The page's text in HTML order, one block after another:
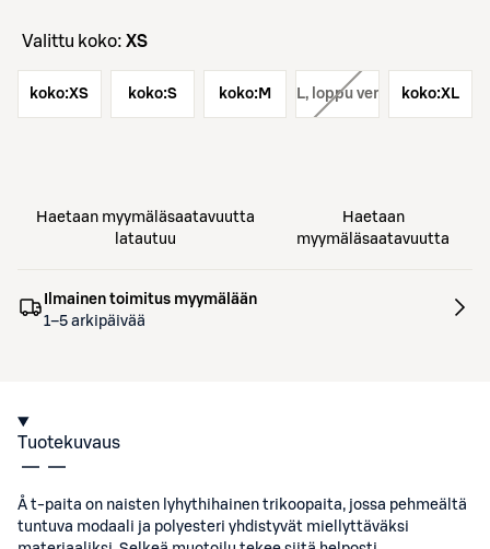
Valittu koko: XS
koko:XS koko:S koko: M
koko: L, loppu verkostakoko:XL
Haetaan myymäläsaatavuutta
latautuu
Haetaan
myymäläsaatavuutta
Ilmainen toimitus myymälään
1–5 arkipäivää
Tuotekuvaus
Å t-paita on naisten lyhythihainen trikoopaita, jossa pehmeältä
tuntuva modaali ja polyesteri yhdistyvät miellyttäväksi